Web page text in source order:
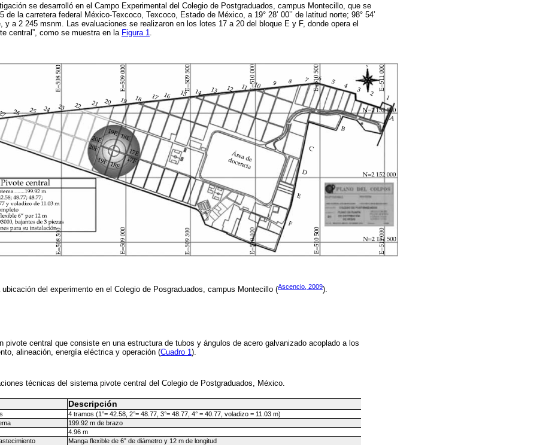
se desarrolló en el Campo Experimental del Colegio de Postgraduados, campus Montecillo, que se
de la carretera federal México-Texcoco, Texcoco, Estado de México, a 19° 28’ 00’’ de latitud norte; 98° 54’
y a 2 245 msnm. Las evaluaciones se realizaron en los lotes 17 a 20 del bloque E y F, donde opera el
central”, como se muestra en la Figura 1
ubicación del experimento en el Colegio de Posgraduados, campus Montecillo (Ascencio, 2009).
pivote central que consiste en una estructura de tubos y ángulos de acero galvanizado acoplado a los
alineación, energía eléctrica y operación (Cuadro 1).
técnicas del sistema pivote central del Colegio de Postgraduados, México.
Descripción
4 tramos (1°= 42.58, 2°= 48.77, 3°= 48.77, 4° = 40.77, voladizo = 11.03 m)
199.92 m de brazo
4.96 m
Manga flexible de 6” de diámetro y 12 m de longitud